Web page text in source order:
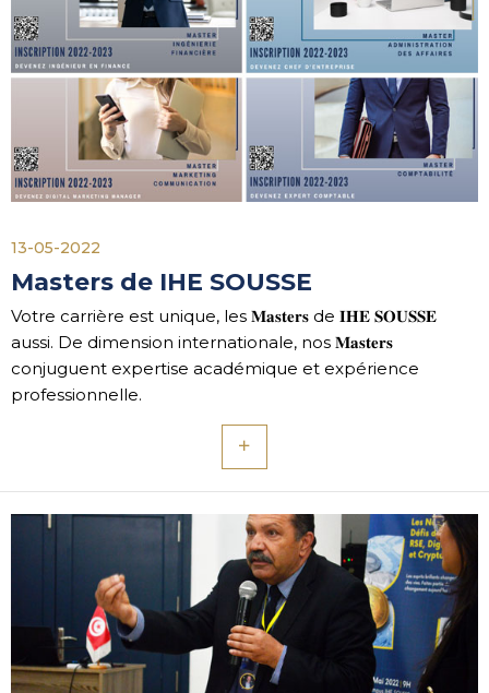
13-05-2022
Masters de IHE SOUSSE
Votre carrière est unique, les 𝐌𝐚𝐬𝐭𝐞𝐫𝐬 de 𝐈𝐇𝐄 𝐒𝐎𝐔𝐒𝐒𝐄
aussi. De dimension internationale, nos 𝐌𝐚𝐬𝐭𝐞𝐫𝐬
conjuguent expertise académique et expérience
professionnelle.